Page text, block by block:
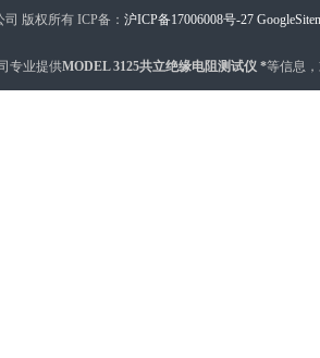
版权所有 ICP备： 沪ICP备17006008号-27
专业提供MODEL 3125共立绝缘电阻测试仪 *等信息